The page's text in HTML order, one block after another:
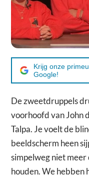
Krijg onze
Google!
De zweetdruppels
voorhoofd van John
Talpa. Je voelt de
beeldscherm heen
simpelweg niet meer
houden. We hebben